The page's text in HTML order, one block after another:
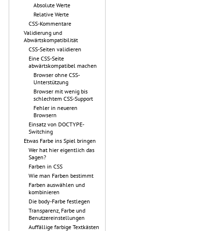
Absolute Werte
Relative Werte
CSS-Kommentare
Validierung und
Abwärtskompatibilität
CSS-Seiten validieren
Eine CSS-Seite
abwärtskompatibel machen
Browser ohne CSS-
Unterstützung
Browser mit wenig bis
schlechtem CSS-Support
Fehler in neueren
Browsern
Einsatz von DOCTYPE-
Switching
Etwas Farbe ins Spiel bringen
Wer hat hier eigentlich das
Sagen?
Farben in CSS
Wie man Farben bestimmt
Farben auswählen und
kombinieren
Die body-Farbe festlegen
Transparenz, Farbe und
Benutzereinstellungen
Auffällige farbige Textkästen